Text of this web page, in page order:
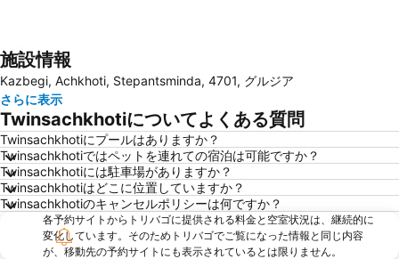
地図を拡大
施設情報
Kazbegi, Achkhoti, Stepantsminda, 4701, グルジア
さらに表示
Twinsachkhotiについてよくある質問
Twinsachkhotiにプールはありますか？
Twinsachkhotiではペットを連れての宿泊は可能ですか？
Twinsachkhotiには駐車場がありますか？
Twinsachkhotiはどこに位置していますか？
Twinsachkhotiのキャンセルポリシーは何ですか？
各予約サイトからトリバゴに提供される料金と空室状況は、継続的に
変化しています。そのためトリバゴでご覧になった情報と同じ内容
が、移動先の予約サイトにも表示されているとは限りません。